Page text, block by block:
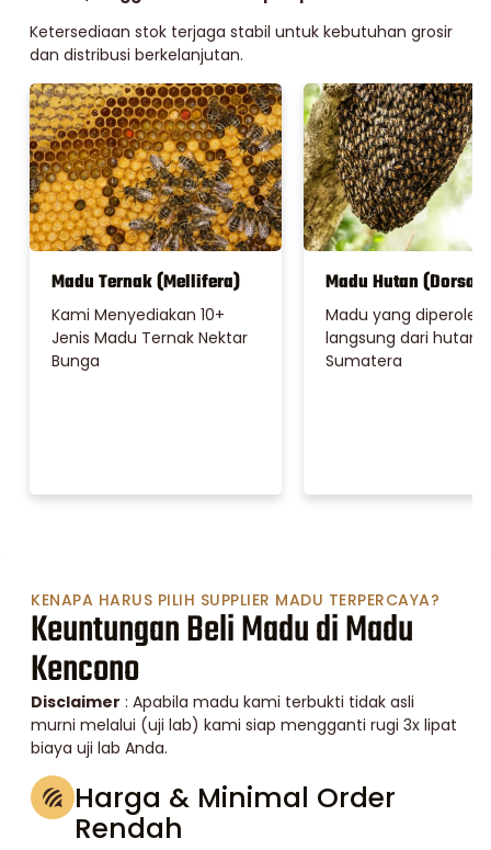
Ketersediaan stok terjaga stabil untuk kebutuhan grosir
dan distribusi berkelanjutan.
Madu Ternak (Mellifera)
Kami Menyediakan 10+
Jenis Madu Ternak Nektar
Bunga
Madu Hutan
Madu yang diperoleh
langsung dari hutan
Sumatera
KENAPA HARUS PILIH SUPPLIER MADU TERPERCAYA?
Keuntungan Beli Madu di Madu
Kencono
Disclaimer : Apabila madu kami terbukti tidak asli
murni melalui (uji lab) kami siap mengganti rugi 3x lipat
biaya uji lab Anda.
Harga & Minimal Order
Rendah